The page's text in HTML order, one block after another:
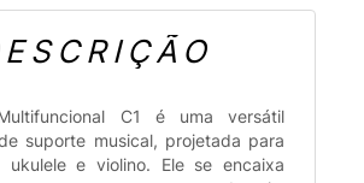
C1 é uma versátil
suporte musical, projetada para
ukulele e violino. Ele se encaixa